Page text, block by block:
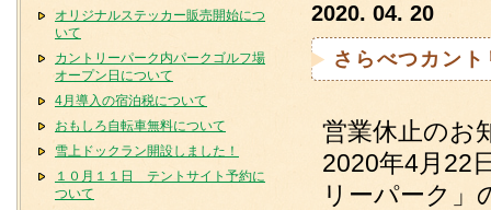
オリジナルステッカー販売開始につ
いて
カントリーパーク内パークゴルフ場
オープン日について
4月導入の宿泊税について
おもしろ自転車無料について
雪上ドックラン開設しました！
１０月１１日 テントサイト予約に
ついて
2020. 04. 20
さらべつカン
営業休止のお
2020年4月22
リーパーク」